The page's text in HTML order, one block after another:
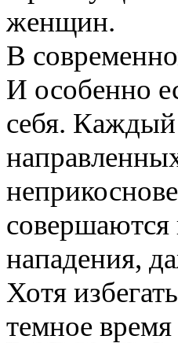
женщин.
В
И особенно
себя. Каждый
совершаются
нападения,
Хотя
темное время